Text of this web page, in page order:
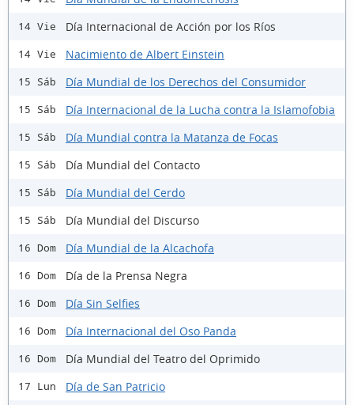
14 Vie Día Internacional de Acción por los Ríos
14 Vie Nacimiento de Albert Einstein
15 Sáb Día Mundial de los Derechos del Consumidor
15 Sáb Día Internacional de la Lucha contra la Islamofobia
15 Sáb Día Mundial contra la Matanza de Focas
15 Sáb Día Mundial del Contacto
15 Sáb Día Mundial del Cerdo
15 Sáb Día Mundial del Discurso
16 Dom Día Mundial de la Alcachofa
16 Dom Día de la Prensa Negra
16 Dom Día Sin Selfies
16 Dom Día Internacional del Oso Panda
16 Dom Día Mundial del Teatro del Oprimido
17 Lun Día de San Patricio